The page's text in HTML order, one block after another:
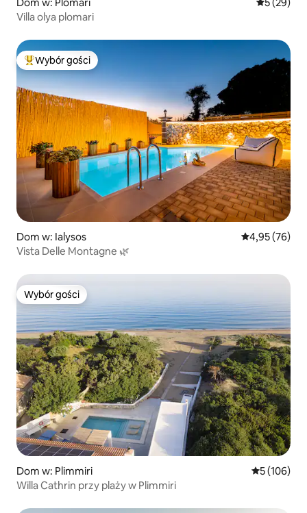
Villa olya plomari
Najpopularniejsze z kategorii Wybór gości
Wybór gości
Dom w: Ialysos Średnia
4,95 (76)
Vista Delle Montagne 🌿
Wybór gości
Wybór gości
Dom w: Plimmiri Średnia
5 (106)
Willa Cathrin przy plaży w Plimmiri